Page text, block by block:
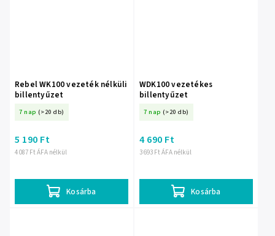
Rebel WK100 vezeték nélküli
billentyűzet
7 nap (>20 db)
4 087 Ft ÁFA nélkül
5 190 Ft
Kosárba
WDK100 vezetékes
billentyűzet
7 nap (>20 db)
3 693 Ft ÁFA nélkül
4 690 Ft
Kosárba